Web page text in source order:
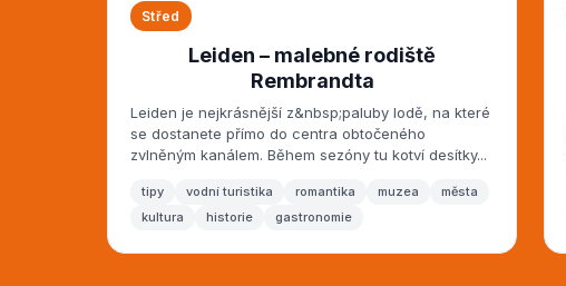
Střed
Leiden – malebné rodiště
Rembrandta
Leiden je nejkrásnější z&nbsp;paluby lodě, na které
se dostanete přímo do centra obtočeného
zvlněným kanálem. Během sezóny tu kotví desítky...
tipy vodní turistika romantika muzea
města
kultura
historie gastronomie